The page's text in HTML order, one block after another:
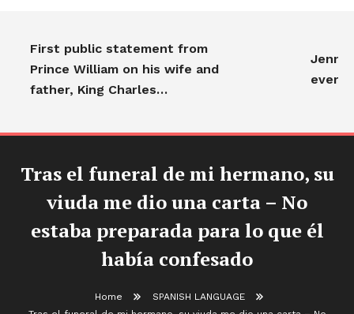
First public statement from
Prince William on his wife and
father, King Charles…
Tras el funeral de mi hermano, su
viuda me dio una carta – No
estaba preparada para lo que él
había confesado
Home
SPANISH LANGUAGE